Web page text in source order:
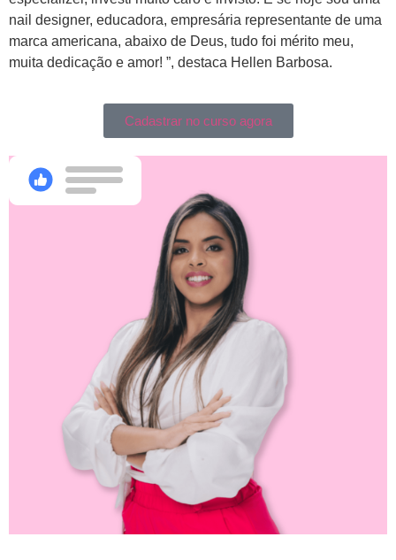
nail designer, educadora, empresária representante de uma
marca americana, abaixo de Deus, tudo foi mérito meu,
muita dedicação e amor! ”, destaca Hellen Barbosa.
Cadastrar no curso agora